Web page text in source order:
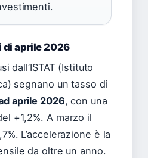
di aprile 2026
dall’ISTAT (Istituto
segnano un tasso di
aprile 2026, con una
+1,2%. A marzo il
L’accelerazione è la
da oltre un anno.